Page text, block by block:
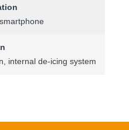
internal de-icing system